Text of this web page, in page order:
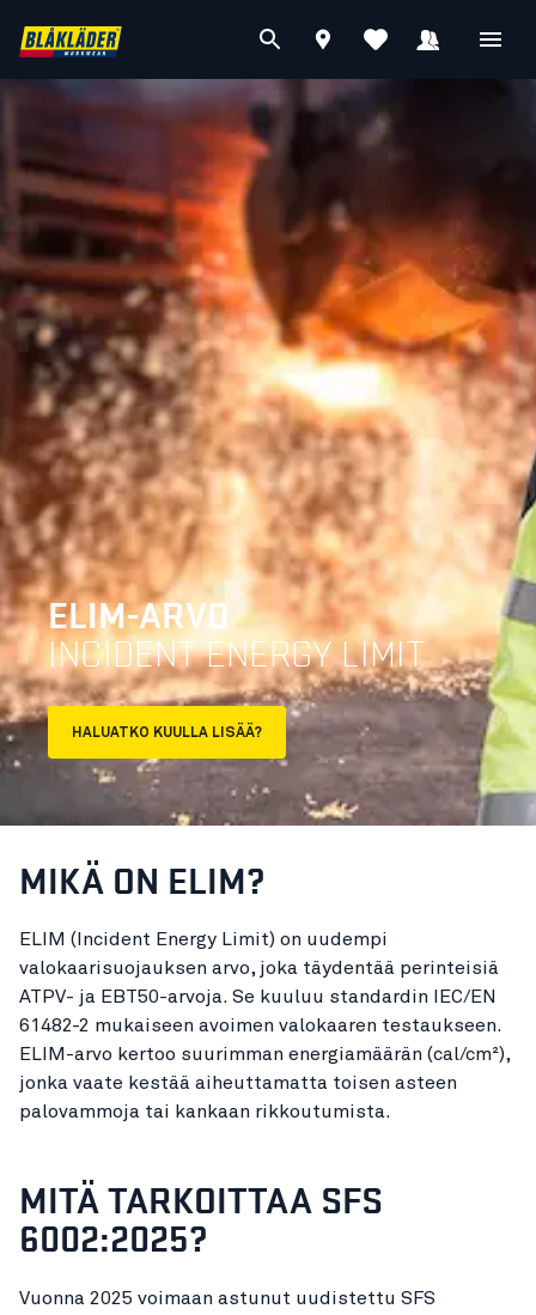
ELIM-ARVO
INCIDENT ENERGY LIMIT
HALUATKO KUULLA LISÄÄ?
MIKÄ ON ELIM?
ELIM (Incident Energy Limit) on uudempi
valokaarisuojauksen arvo, joka täydentää perinteisiä
ATPV- ja EBT50-arvoja. Se kuuluu standardin IEC/EN
61482-2 mukaiseen avoimen valokaaren testaukseen.
ELIM-arvo kertoo suurimman energiamäärän (cal/cm²),
jonka vaate kestää aiheuttamatta toisen asteen
palovammoja tai kankaan rikkoutumista.
MITÄ TARKOITTAA SFS
6002:2025?
Vuonna 2025 voimaan astunut uudistettu SFS